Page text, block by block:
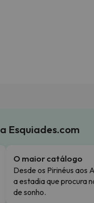
Esquiades.com
O maior catálogo
Desde os Pirinéus aos
a estadia que procura
de sonho.